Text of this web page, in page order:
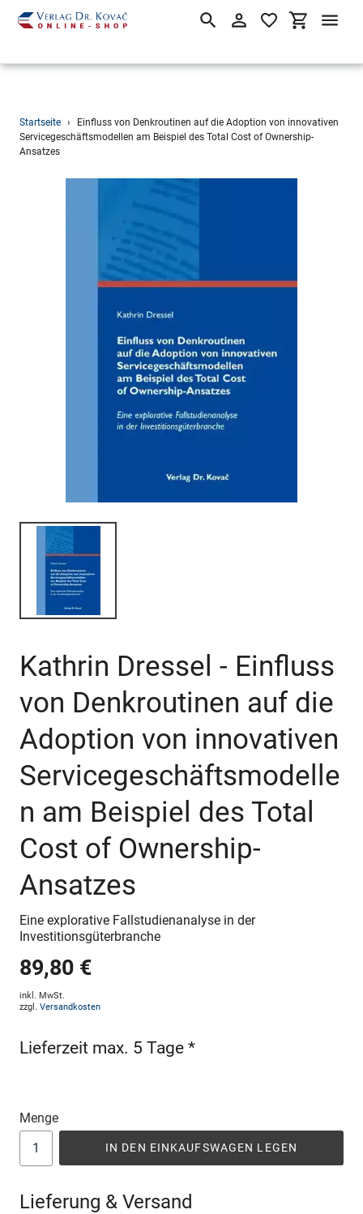
Direkt
zum
Inhalt
SuchenEinloggen
Startseite ›
Einfluss von Denkroutinen auf die Adoption von innovativen
Servicegeschäftsmodellen am Beispiel des Total Cost of Ownership-
Ansatzes
Kathrin Dressel - Einfluss
von Denkroutinen auf die
Adoption von innovativen
Servicegeschäftsmodelle
n am Beispiel des Total
Cost of Ownership-
Ansatzes
Eine explorative Fallstudienanalyse in der
Investitionsgüterbranche
89,80 €
inkl. MwSt.
zzgl. Versandkosten
Lieferzeit max. 5 Tage *
Menge
IN DEN EINKAUFSWAGEN LEGEN
Lieferung & Versand